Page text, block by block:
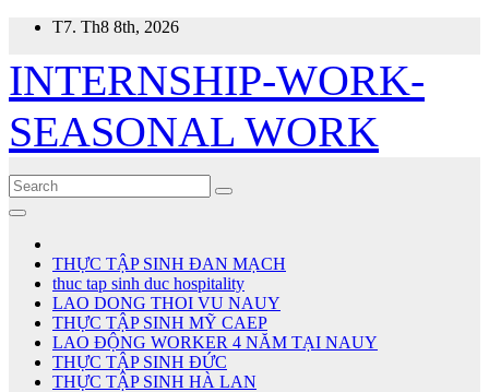
Skip
content
T7. Th8 8th, 2026
INTERNSHIP-WORK-
SEASONAL WORK
THỰC TẬP SINH ĐAN MẠCH
thuc tap sinh duc hospitality
LAO DONG THOI VU NAUY
THỰC TẬP SINH MỸ CAEP
LAO ĐỘNG WORKER 4 NĂM TẠI NAUY
THỰC TẬP SINH ĐỨC
THỰC TẬP SINH HÀ LAN